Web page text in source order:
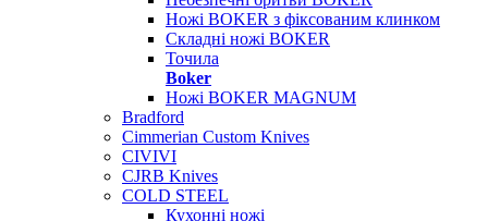
Ножі BOKER з фіксованим клинком
Складні ножі BOKER
Точила
Boker
Ножі BOKER MAGNUM
Bradford
Cimmerian Custom Knives
CIVIVI
CJRB Knives
COLD STEEL
Кухонні ножі